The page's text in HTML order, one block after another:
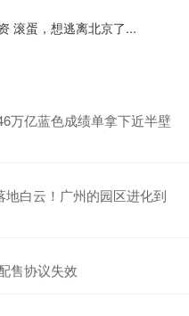
滚蛋，想逃离北京了...
万亿蓝色成绩单拿下近半壁
白云！广州的园区进化到
售协议失效